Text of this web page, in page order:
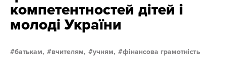
компетентностей дітей і
молоді України
батькам, вчителям, учням, фінансова грамотність